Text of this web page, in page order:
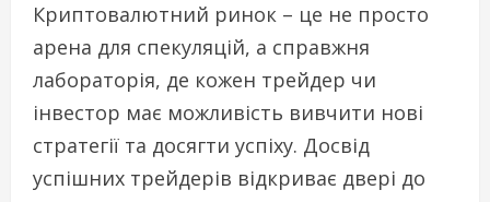
Криптовалютний ринок – це не просто
арена для спекуляцій, а справжня
лабораторія, де кожен трейдер чи
інвестор має можливість вивчити нові
стратегії та досягти успіху. Досвід
успішних трейдерів відкриває двері до